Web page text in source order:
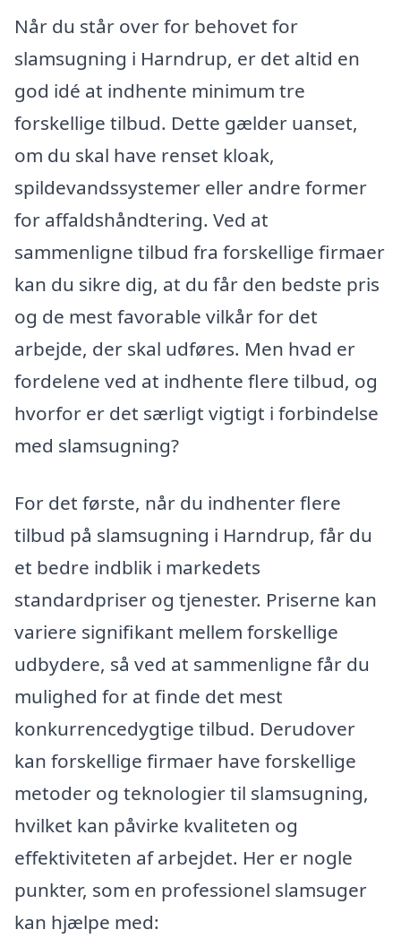
Når du står over for behovet for
slamsugning i Harndrup, er det altid en
god idé at indhente minimum tre
forskellige tilbud. Dette gælder uanset,
om du skal have renset kloak,
spildevandssystemer eller andre former
for affaldshåndtering. Ved at
sammenligne tilbud fra forskellige firmaer
kan du sikre dig, at du får den bedste pris
og de mest favorable vilkår for det
arbejde, der skal udføres. Men hvad er
fordelene ved at indhente flere tilbud, og
hvorfor er det særligt vigtigt i forbindelse
med slamsugning?
For det første, når du indhenter flere
tilbud på slamsugning i Harndrup, får du
et bedre indblik i markedets
standardpriser og tjenester. Priserne kan
variere signifikant mellem forskellige
udbydere, så ved at sammenligne får du
mulighed for at finde det mest
konkurrencedygtige tilbud. Derudover
kan forskellige firmaer have forskellige
metoder og teknologier til slamsugning,
hvilket kan påvirke kvaliteten og
effektiviteten af arbejdet. Her er nogle
punkter, som en professionel slamsuger
kan hjælpe med: